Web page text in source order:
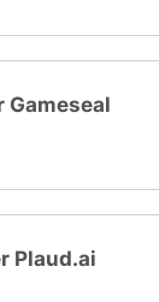
Gameseal
Plaud.ai